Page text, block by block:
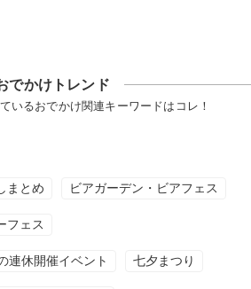
でかけトレンド
いるおでかけ関連キーワードはコレ！
まとめ ビアガーデン・ビアフェス
フェス
連休開催イベント 七夕まつり